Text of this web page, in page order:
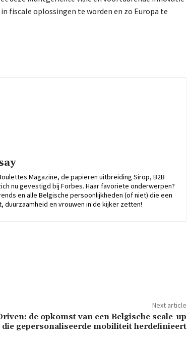
fiscale oplossingen te worden en zo Europa te
Magazine, de papieren uitbreiding Sirop, B2B
nu gevestigd bij Forbes. Haar favoriete onderwerpen?
en alle Belgische persoonlijkheden (of niet) die een
duurzaamheid en vrouwen in de kijker zetten!
Next article
de opkomst van een Belgische scale-up
die gepersonaliseerde mobiliteit herdefinieert